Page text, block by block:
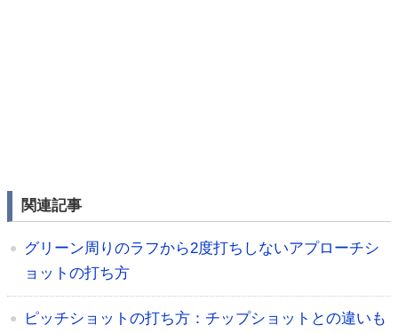
関連記事
グリーン周りのラフから2度打ちしないアプローチシ
ョットの打ち方
ピッチショットの打ち方：チップショットとの違いも